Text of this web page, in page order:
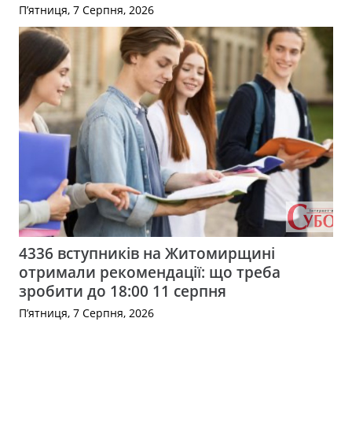
П’ятниця, 7 Серпня, 2026
4336 вступників на Житомирщині
отримали рекомендації: що треба
зробити до 18:00 11 серпня
П’ятниця, 7 Серпня, 2026